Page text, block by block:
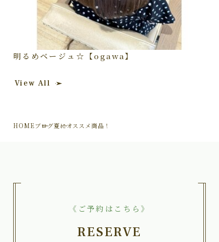
明るめベージュ☆【ogawa】
View All
HOMEブログ夏にオススメ商品！
《ご予約はこちら》
RESERVE